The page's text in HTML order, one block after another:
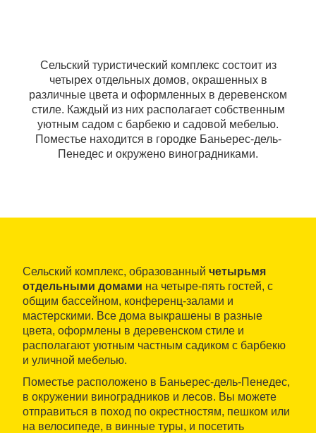
Сельский туристический комплекс состоит из
четырех отдельных домов, окрашенных в
различные цвета и оформленных в деревенском
стиле. Каждый из них располагает собственным
уютным садом с барбекю и садовой мебелью.
Поместье находится в городке Баньерес-дель-
Пенедес и окружено виноградниками.
Сельский комплекс, образованный четырьмя
отдельными домами на четыре-пять гостей, с
общим бассейном, конференц-залами и
мастерскими. Все дома выкрашены в разные
цвета, оформлены в деревенском стиле и
располагают уютным частным садиком с барбекю
и уличной мебелью.
Поместье расположено в Баньерес-дель-Пенедес,
в окружении виноградников и лесов. Вы можете
отправиться в поход по окрестностям, пешком или
на велосипеде, в винные туры, и посетить